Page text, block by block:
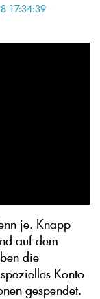
17:34:39
je. Knapp
auf dem
die
Konto
gespendet.